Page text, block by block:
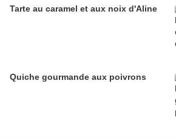
Tarte au caramel et aux noix d'Aline
Quiche gourmande aux poivrons